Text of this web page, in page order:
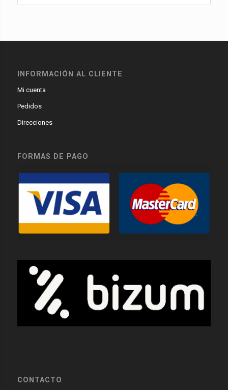
INFORMACIÓN AL CLIENTE
Mi cuenta
Pedidos
Direcciones
FORMAS DE PAGO
CONTACTO